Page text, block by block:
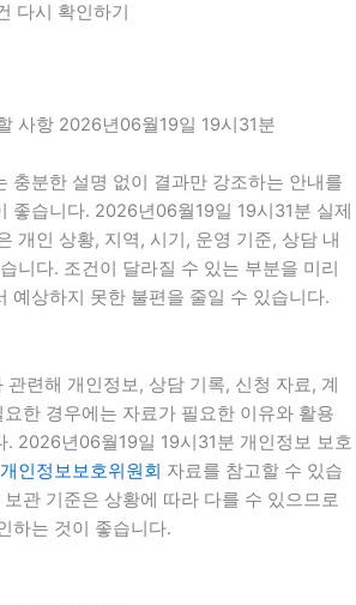
다시 확인하기
사항 2026년06월19일 19시31분
충분한 설명 없이 결과만 강조하는 안내를
좋습니다. 2026년06월19일 19시31분 실제
개인 상황, 지역, 시기, 운영 기준, 상담 내
니다. 조건이 달라질 수 있는 부분을 미리
예상하지 못한 불편을 줄일 수 있습니다.
련해 개인정보, 상담 기록, 신청 자료, 계
한 경우에는 자료가 필요한 이유와 활용
. 2026년06월19일 19시31분 개인정보 보호
개인정보보호위원회 자료를 참고할 수 있습
관 기준은 상황에 따라 다를 수 있으므로
하는 것이 좋습니다.